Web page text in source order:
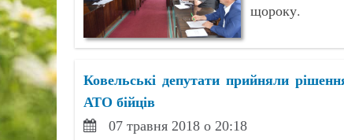
щороку.
Ковельські депутати прийняли
АТО бійців
07 травня 2018 о 20:18